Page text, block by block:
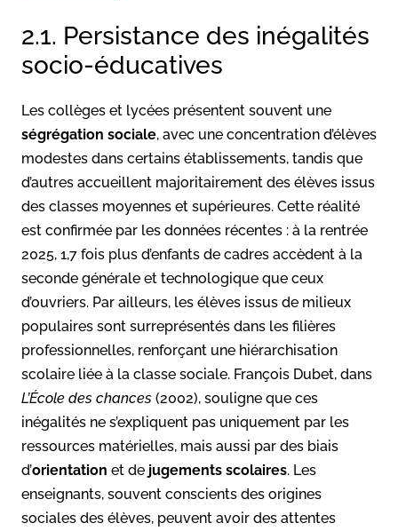
2.1. Persistance des inégalités
socio-éducatives
Les collèges et lycées présentent souvent une
ségrégation sociale, avec une concentration d’élèves
modestes dans certains établissements, tandis que
d’autres accueillent majoritairement des élèves issus
des classes moyennes et supérieures. Cette réalité
est confirmée par les données récentes : à la rentrée
2025, 1,7 fois plus d’enfants de cadres accèdent à la
seconde générale et technologique que ceux
d’ouvriers. Par ailleurs, les élèves issus de milieux
populaires sont surreprésentés dans les filières
professionnelles, renforçant une hiérarchisation
scolaire liée à la classe sociale. François Dubet, dans
L’École des chances (2002), souligne que ces
inégalités ne s’expliquent pas uniquement par les
ressources matérielles, mais aussi par des biais
d’orientation et de jugements scolaires. Les
enseignants, souvent conscients des origines
sociales des élèves, peuvent avoir des attentes